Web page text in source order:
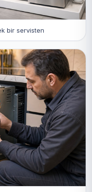
bir servisten